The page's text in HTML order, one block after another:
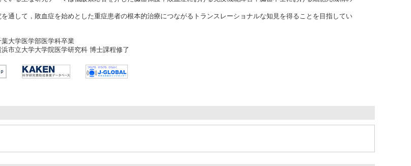
通して，敗血症を始めとした重症患者の根本的治療につながるトランスレーショナルな知見を得ることを目指してい
大学医学部医学科卒業
市立大学大学院医学研究科 博士課程修了